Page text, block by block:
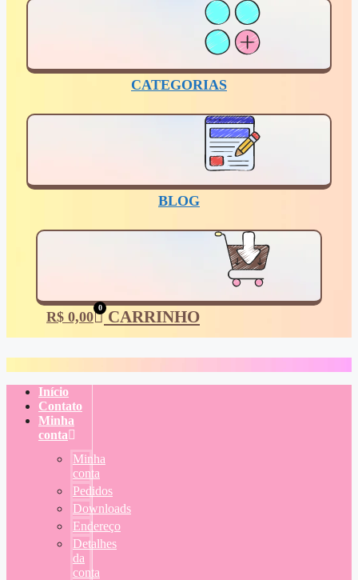
CATEGORIAS
BLOG
R$ 0,00
0 CARRINHO
Início
Contato
Minha
conta
Minha
conta
Pedidos
Downloads
Endereço
Detalhes
da
conta